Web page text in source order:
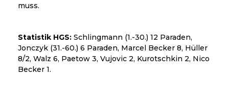
muss.
Statistik HGS: Schlingmann (1.-30.) 12 Paraden,
Jonczyk (31.-60.) 6 Paraden, Marcel Becker 8, Hüller
8/2, Walz 6, Paetow 3, Vujovic 2, Kurotschkin 2, Nico
Becker 1.